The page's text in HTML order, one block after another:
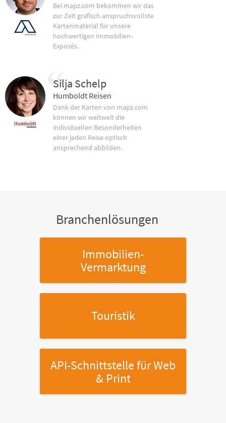
Bei mapz.com bekommen wir das
zur Zeit grafisch anspruchsvollste
Kartenmaterial für unsere
hochwertigen Immobilien-
Exposés.
Silja Schelp
Humboldt Reisen
Dank der Karten von mapz.com
können wir weltweit die
individuellen Besonderheiten
einer jeden Reise optisch
ansprechend abbilden.
Branchenlösungen
Immobilien-
Vermarktung
Touristik
API-Schnittstellefür Web
& Print